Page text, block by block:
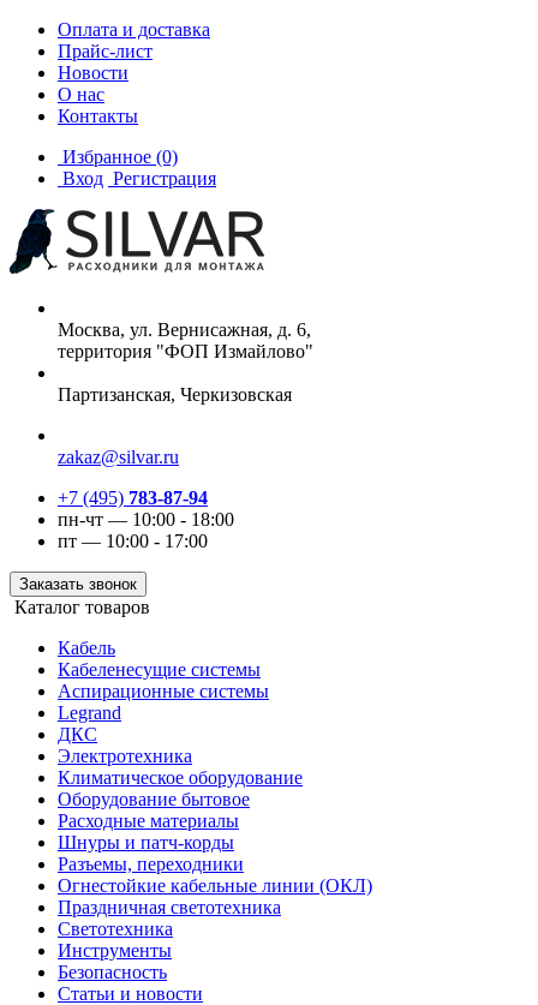
Оплата и доставка
Прайс-лист
Новости
О нас
Контакты
Избранное (0)
Вход Регистрация
Москва, ул. Вернисажная, д. 6,
территория "ФОП Измайлово"
Партизанская, Черкизовская
zakaz@silvar.ru
+7 (495) 783-87-94
пн-чт — 10:00 - 18:00
пт — 10:00 - 17:00
Заказать звонок
Каталог товаров
Кабель
Кабеленесущие системы
Аспирационные системы
Legrand
ДКС
Электротехника
Климатическое оборудование
Оборудование бытовое
Расходные материалы
Шнуры и патч-корды
Разъемы, переходники
Огнестойкие кабельные линии (ОКЛ)
Праздничная светотехника
Светотехника
Инструменты
Безопасность
Статьи и новости